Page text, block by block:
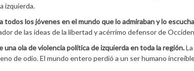
izquierda.
todos los jóvenes en el mundo que lo admiraban y lo
de las ideas de la libertad y acérrimo defensor de
una ola de violencia política de izquierda en toda la región.
de odio. El mundo entero perdió a un ser humano